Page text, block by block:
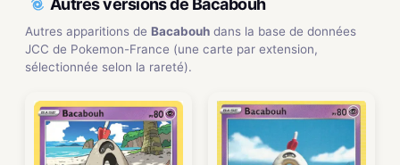
Autres versions de Bacabouh
Autres apparitions de Bacabouh dans la base de données
JCC de Pokemon-France (une carte par extension,
sélectionnée selon la rareté).